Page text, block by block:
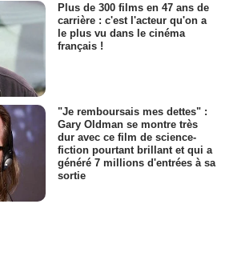
Plus de 300 films en 47 ans de
carrière : c'est l'acteur qu'on a
le plus vu dans le cinéma
français !
"Je remboursais mes dettes" :
Gary Oldman se montre très
dur avec ce film de science-
fiction pourtant brillant et qui a
généré 7 millions d'entrées à sa
sortie